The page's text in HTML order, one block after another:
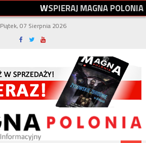
WSPIERAJMAGNAPOLONIA
Piątek, 07 Sierpnia 2026